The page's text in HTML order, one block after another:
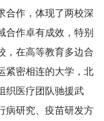
合作，体现了两校深
合作卓有成效，特别
，在高等教育多边合
紧密相连的大学，北
织医疗团队驰援武
病研究、疫苗研发方